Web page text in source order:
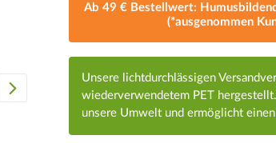
Ab 49 € Bestellwert:
(*ausgenommen
Unsere lichtdurchlässigen
wiederverwendetem PET
unsere Umwelt und ermöglicht